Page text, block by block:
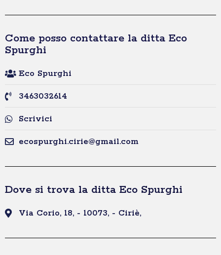
Come posso contattare la ditta Eco
Spurghi
Eco Spurghi
3463032614
Scrivici
ecospurghi.cirie@gmail.com
Dove si trova la ditta Eco Spurghi
Via Corio, 18, - 10073, - Ciriè,